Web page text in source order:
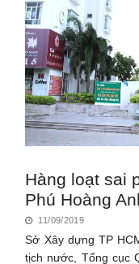
Hàng loạt sai
Phú Hoàng
11/09/2019
Sở Xây dựng TP
tịch nước, Tổng cục